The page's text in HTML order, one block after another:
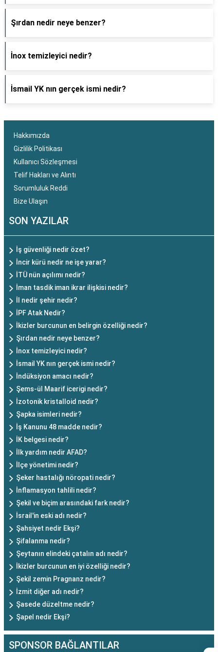
Şırdan nedir neye benzer?
İnox temizleyici nedir?
İsmail YK nın gerçek ismi nedir?
Hakkımızda
Gizlilik Politikası
Kullanıcı Sözleşmesi
Telif Hakları ve Alıntı
Sorumluluk Reddi
Bize Ulaşın
SON YAZILAR
İş güvenliği nedir özet?
İncir kürü nedir ne işe yarar?
İTÜ nün açılımı nedir?
İman tasdik iman ikrar ilişkisi nedir?
İl nedir şehir nedir?
İPF Atak Nedir?
İkizler burcunun en belirgin özelliği nedir?
Şırdan nedir neye benzer?
İnox temizleyici nedir?
İsmail YK nın gerçek ismi nedir?
İndüksiyon amacı nedir?
Şems-ül Maarif icerigi nedir?
İzotonik kristalloid nedir?
Şapka isimleri nedir?
İş Kanunu 48 madde nedir?
İK belgesi nedir?
İlk yardım nedir AFAD?
İlçe yönetimi nedir?
Şeker hastalığı nöropati nedir?
İnflamasyon tahlili nedir?
Şekil ve biçim arasındaki fark nedir?
İsrail'in eski adı nedir?
Şahsiyet nedir Ekşi?
Şifalanma nedir?
Şeytanın elindeki çatalın adı nedir?
İkizler burcunun en iyi özelliği nedir?
Şekil zemin Pragnanz nedir?
İzmit diğer adı nedir?
Şasede düzeltme nedir?
Şapel nedir Ekşi?
SPONSOR BAĞLANTILAR